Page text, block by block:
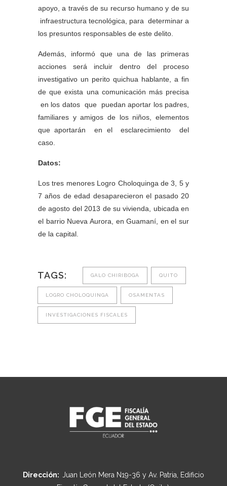
apoyo, a través de su recurso humano y de su
infraestructura tecnológica, para determinar a
los presuntos responsables de este delito.
Además, informó que una de las primeras
acciones será incluir dentro del proceso
investigativo un perito quichua hablante, a fin
de que exista una comunicación más precisa
en los datos que puedan aportar los padres,
familiares y amigos de los niños, elementos
que aportarán en el esclarecimiento del
caso.
Datos:
Los tres menores Logro Choloquinga de 3, 5 y
7 años de edad desaparecieron el pasado 20
de agosto del 2013 de su vivienda, ubicada en
el barrio Nueva Aurora, en Guamaní, en el sur
de la capital.
TAGS: GALO CHIRIBOGA QUITO
LOGRO CHOLOQUINGA OSAMENTAS
INVESTIGACIONES FISCALES
Dirección: Juan León Mera N19-36 y Av. Patria, Edificio